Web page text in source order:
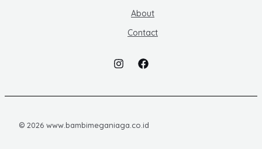
About
Contact
© 2026 www.bambimeganiaga.co.id